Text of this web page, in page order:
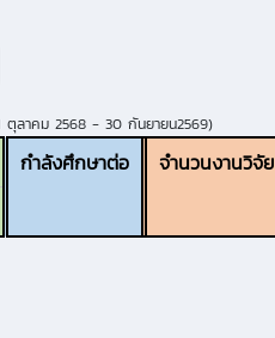
ตุลาคม 2568 - 30 กันยายน2569)
กำลังศึกษาต่อ จำนวนงานวิจัย